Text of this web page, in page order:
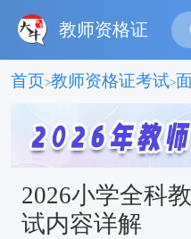
教师资格证
首页>教师资格证考试>
2026小学全科
试内容详解